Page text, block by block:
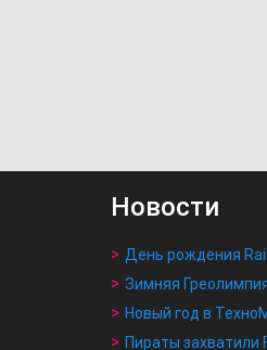
Новости
День рождения
Зимняя
Новый год в
Пираты захватили